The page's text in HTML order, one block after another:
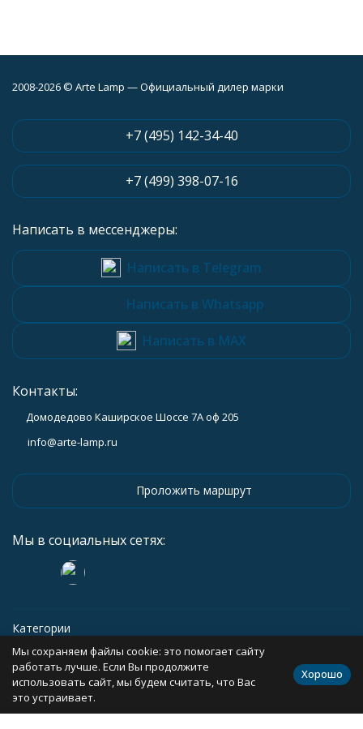
2008-2026 © Arte Lamp — Официальный дилер марки
+7 (495) 142-34-40
+7 (499) 398-07-16
Написать в мессенджеры:
Написать в Telegram
Написать в Whatsapp
Написать в MAX
Контакты:
Домодедово Каширское Шоссе 7А оф 205
info@arte-lamp.ru
Проложить маршрут
Мы в социальных сетях:
Категории
Информация
Политика персональных данных Карта сайта
Мы сохраняем файлы cookie: это помогает сайту
работать лучше. Если Вы продолжите
использовать сайт, мы будем считать, что Вас
это устраивает.
Хорошо